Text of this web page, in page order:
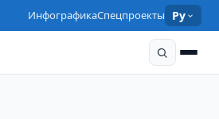
ИнфографикаСпецпроекты Ру